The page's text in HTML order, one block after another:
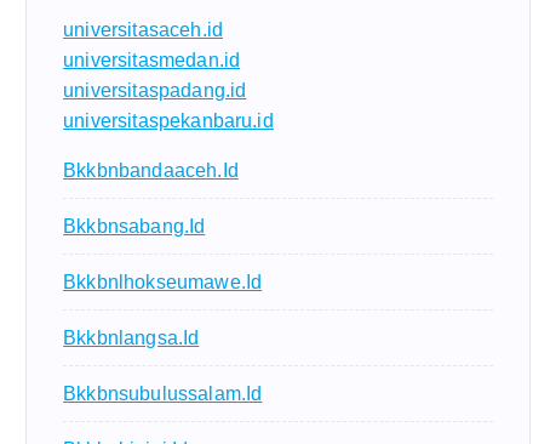
universitasaceh.id
universitasmedan.id
universitaspadang.id
universitaspekanbaru.id
Bkkbnbandaaceh.id
Bkkbnsabang.id
Bkkbnlhokseumawe.id
Bkkbnlangsa.id
Bkkbnsubulussalam.id